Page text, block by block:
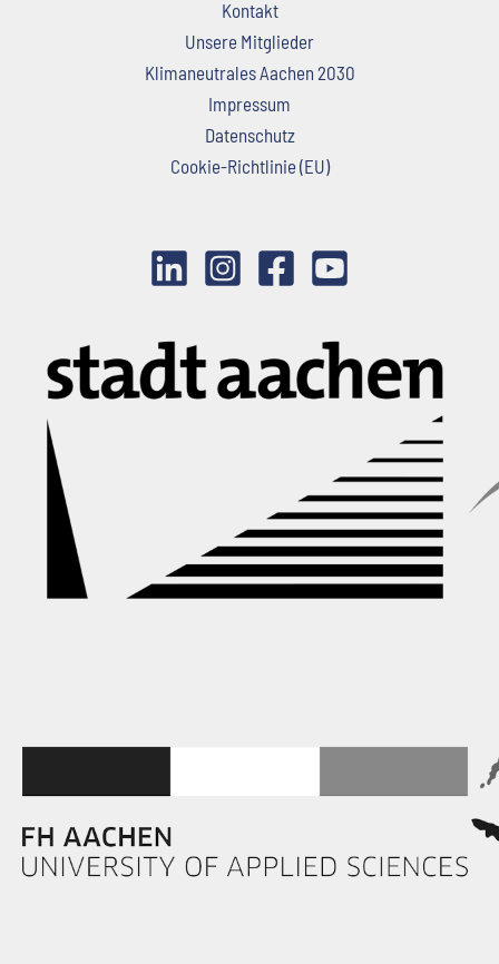
Kontakt
Unsere Mitglieder
Klimaneutrales Aachen 2030
Impressum
Datenschutz
Cookie-Richtlinie (EU)